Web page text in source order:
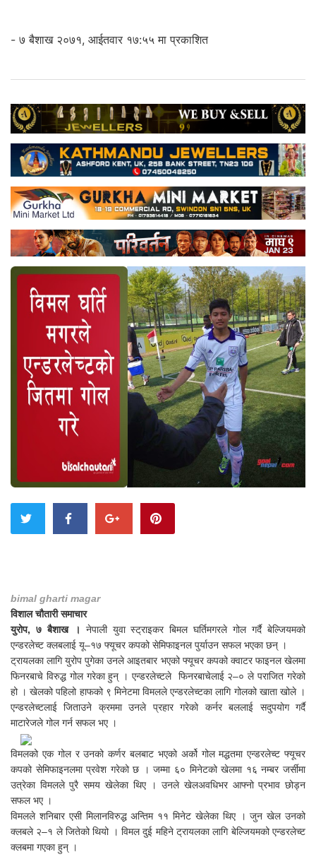
- ७ बैशाख २०७१, आईतवार १७:५५ मा प्रकाशित
bimal gharti magar
विशाल चौतारी समाचार
युरोप, ७ बैशाख । नेपाली युवा स्ट्राइकर बिमल घर्तिमगरले गोल गर्दै बेल्जियमको
एन्डरलेच्ट क्लबलाई यू–१७ फ्यूचर कपको सेमिफाइनल पुर्याउन सफल भएका छन् ।
ट्रायलका लागि युरोप पुगेका उनले आइतबार भएको फ्यूचर कपको क्वाटर फाइनल खेलमा
फिनरबाचे विरुद्ध गोल गरेका हुन् । एन्डरलेच्टले फिनरबाचेलाई २–० ले पराजित गरेको
हो । खेलको पहिलो हाफको ९ मिनेटमा विमलले एन्डरलेच्टका लागि गोलको खाता खोले ।
एन्डरलेच्टलाई जिताउने क्रममा उनले प्रहार गरेको कर्नर बललाई सदुपयोग गर्दै
माटारेजले गोल गर्न सफल भए ।
विमलको एक गोल र उनको कर्णर बलबाट भएको अर्को गोल मद्धतमा एन्डरलेच्ट फ्यूचर
कपको सेमिफाइनलमा प्रवेश गरेको छ । जम्मा ६० मिनेटको खेलमा १६ नम्बर जर्सीमा
उत्रेका विमलले पुरै समय खेलेका थिए । उनले खेलअवधिभर आफ्नो प्रभाव छोड्न
सफल भए ।
विमलले शनिबार एसी मिलानविरुद्ध अन्तिम ११ मिनेट खेलेका थिए । जुन खेल उनको
क्लबले २–१ ले जितेको थियो । विमल दुई महिने ट्रायलका लागि बेल्जियमको एन्डरलेच्ट
क्लबमा गएका हुन् ।